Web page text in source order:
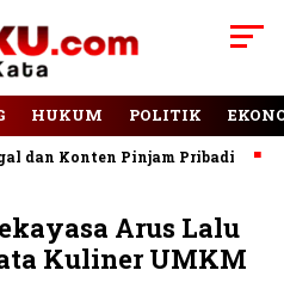
HUKUM POLITIK
Konten Pinjam Pribadi
Arus Lalu
Kuliner UMKM